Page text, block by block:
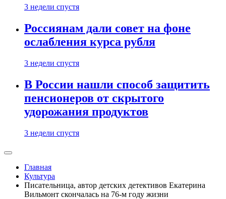
3 недели спустя
Россиянам дали совет на фоне
ослабления курса рубля
3 недели спустя
В России нашли способ защитить
пенсионеров от скрытого
удорожания продуктов
3 недели спустя
Главная
Культура
Писательница, автор детских детективов Екатерина
Вильмонт скончалась на 76-м году жизни